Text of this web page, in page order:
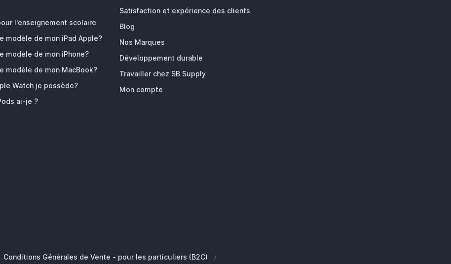
l'enseignement scolaire
modèle de mon iPad Apple?
modèle de mon iPhone?
modèle de mon MacBook?
Watch je possède?
ai-je ?
Satisfaction et expérience des clients
Blog
Nos Marques
Développement durable
Travailler chez SB Supply
Mon compte
Conditions Générales de Vente - pour les particuliers (B2C) /